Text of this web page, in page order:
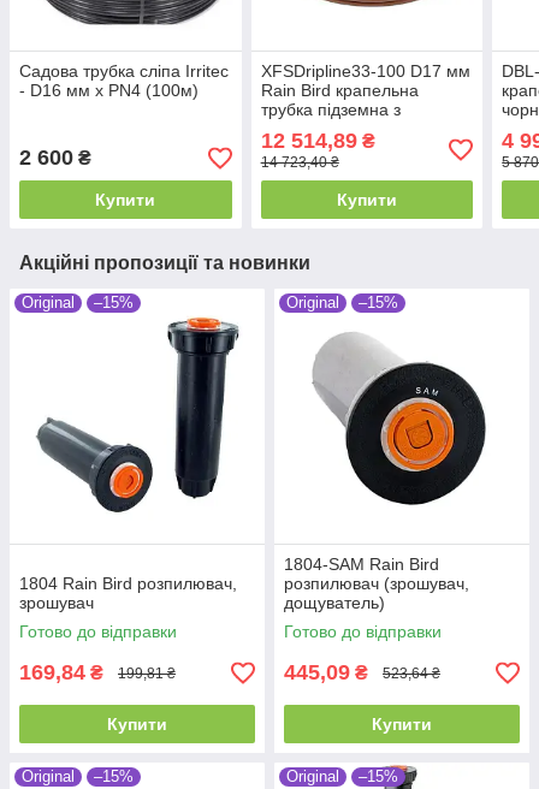
Садова трубка сліпа Irritec
- D16 мм х PN4 (100м)
2 600 ₴
Купити
XFSDripline33-100 D17 мм
Rain Bird крапельна
трубка підземна з
компенсацією 100м
12 514,89₴
14 723,40 ₴
Купити
4
5
Акційні пропозиції та новинки
Original –15%
1804 Rain Bird розпилювач,
зрошувач
Готово до відправки
169,84 ₴ 199,81 ₴
Купити
Original –15%
1804-SAM Rain Bird
розпилювач (зрошувач,
дощуватель)
Готово до відправки
445,09 ₴ 523,64 ₴
Купити
Original –15% Original –15%